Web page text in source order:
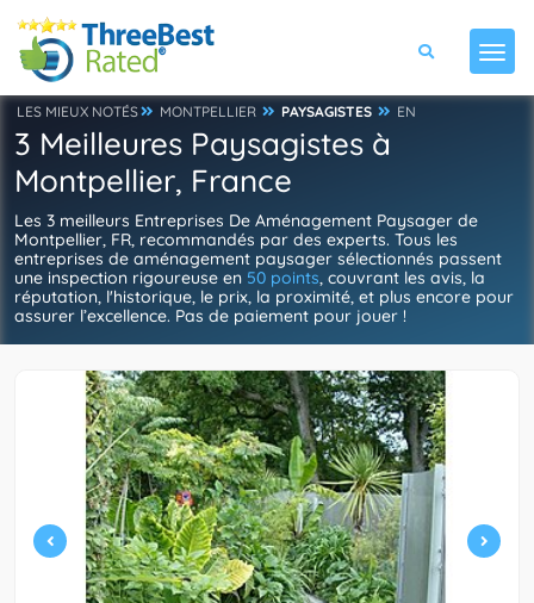
LES MIEUX NOTÉS MONTPELLIER PAYSAGISTES EN
3 Meilleures Paysagistes à
Montpellier, France
Les 3 meilleurs Entreprises De Aménagement Paysager de
Montpellier, FR, recommandés par des experts. Tous les
entreprises de aménagement paysager sélectionnés passent
une inspection rigoureuse en 50 points, couvrant les avis, la
réputation, l'historique, le prix, la proximité, et plus encore pour
assurer l’excellence. Pas de paiement pour jouer !